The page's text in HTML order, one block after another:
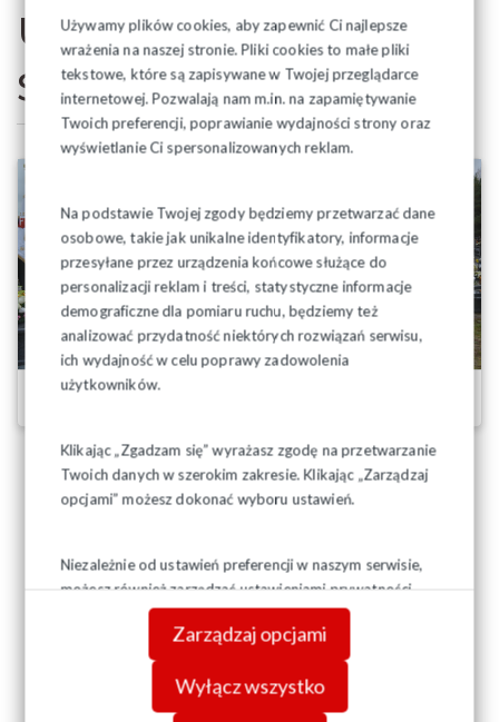
Używamy plików cookies, aby zapewnić Ci najlepsze
wrażenia na naszej stronie. Pliki cookies to małe pliki
tekstowe, które są zapisywane w Twojej przeglądarce
internetowej. Pozwalają nam m.in. na zapamiętywanie
Twoich preferencji, poprawianie wydajności strony oraz
wyświetlanie Ci spersonalizowanych reklam.
Na podstawie Twojej zgody będziemy przetwarzać dane
osobowe, takie jak unikalne identyfikatory, informacje
przesyłane przez urządzenia końcowe służące do
personalizacji reklam i treści, statystyczne informacje
demograficzne dla pomiaru ruchu, będziemy też
analizować przydatność niektórych rozwiązań serwisu,
ich wydajność w celu poprawy zadowolenia
użytkowników.
Klikając „Zgadzam się” wyrażasz zgodę na przetwarzanie
Twoich danych w szerokim zakresie. Klikając „Zarządzaj
opcjami” możesz dokonać wyboru ustawień.
Niezależnie od ustawień preferencji w naszym serwisie,
możesz również zarządzać ustawieniami prywatności
swojej przeglądarki. Więcej informacji o przetwarzaniu
danych znajdziesz wPolityce prywatności.
Zarządzaj opcjami
Wyłącz wszystko
UROCZYSTOŚCI W
SUCHOWOLI
26.10.2025 r.